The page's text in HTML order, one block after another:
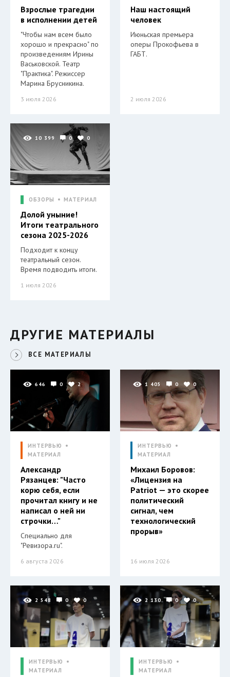
Взрослые трагедии
в исполнении детей
"Чтобы нам всем было
хорошо и прекрасно" по
произведениям Ирины
Васьковской. Театр
"Практика". Режиссер
Марина Брусникина.
3 июля 2026
Наш настоящий
человек
Июньская премьера
оперы Прокофьева в
ГАБТ.
2 июля 2026
10 399 0 0
ОБЗОРЫ МАТЕРИАЛ
Долой уныние!
Итоги театрального
сезона 2025-2026
Подходит к концу
театральный сезон.
Время подводить итоги.
1 июля 2026
ДРУГИЕ МАТЕРИАЛЫ
ВСЕ МАТЕРИАЛЫ
646 0 2
ИНТЕРВЬЮ
МАТЕРИАЛ
Александр
Рязанцев: "Часто
корю себя, если
прочитал книгу и не
написал о ней ни
строчки…"
Специально для
"Ревизора.ru".
6 августа 2026
1 405 0 0
ИНТЕРВЬЮ
МАТЕРИАЛ
Михаил Боровов:
«Лицензия на
Patriot — это скорее
политический
сигнал, чем
технологический
прорыв»
16 июля 2026
2 548 0 0
ИНТЕРВЬЮ
МАТЕРИАЛ
2 130 0 0
ИНТЕРВЬЮ
МАТЕРИАЛ